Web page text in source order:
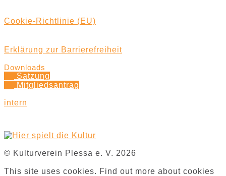
Cookie-Richtlinie (EU)
Erklärung zur Barrierefreiheit
Downloads
Satzung
Mitgliedsantrag
intern
© Kulturverein Plessa e. V. 2026
This site uses cookies. Find out more about cookies